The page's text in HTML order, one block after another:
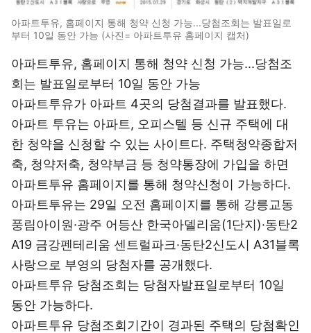
아파트투유, 홈페이지 통해 청약 신청 가능...당첨조회는 발표일로
부터 10일 동안 가능 (사진= 아파트투유 홈페이지 캡처)
아파트투유, 홈페이지 통해 청약 신청 가능...당첨조
회는 발표일로부터 10일 동안 가능
아파트투유가 아파트 4곳의 당첨결과를 발표했다.
아파트 투유는 아파트, 오피스텔 등 신규 주택에 대
한 청약을 신청할 수 있는 사이트다. 주택청약종합저
축, 청약저축, 청약부금 등 청약통장에 가입을 하면
아파트투유 홈페이지를 통해 청약신청이 가능하다.
아파트투유는 29일 오전 홈페이지를 통해 강릉교동
풍림아이원·광주 어등산 한국아델리움(1단지)·동탄2
A19 금강펜테리움 센트럴파크·동탄2신도시 A31블록
사랑으로 부영의 당첨자를 공개했다.
아파트투유 당첨조회는 당첨자발표일로부터 10일
동안 가능하다.
아파트투유 당첨조회기간이 경과된 주택의 당첨확인